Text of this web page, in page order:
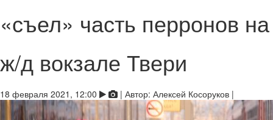
«съел» часть перронов на
ж/д вокзале Твери
18 февраля 2021, 12:00 | Автор: Алексей Косоруков |